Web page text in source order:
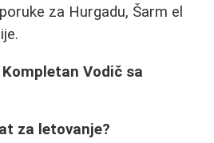
za Hurgadu, Šarm el
Vodič sa
za letovanje?